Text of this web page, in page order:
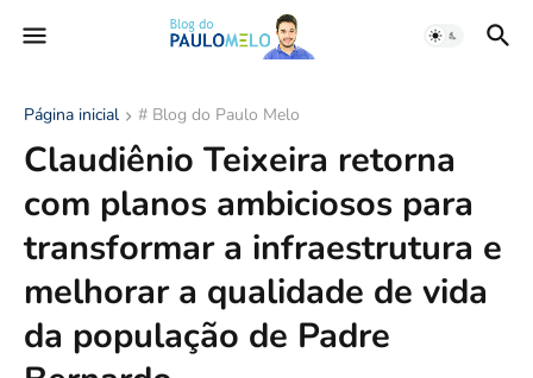
Página inicial # Blog do Paulo Melo
Claudiênio Teixeira retorna
com planos ambiciosos para
transformar a infraestrutura e
melhorar a qualidade de vida
da população de Padre